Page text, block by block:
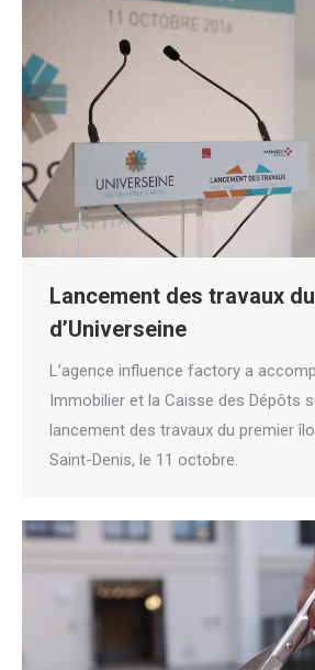
Lancement des travaux
d’Universeine
L’agence influence factory a
Immobilier et la Caisse des Dépôts
lancement des travaux du premier
Saint-Denis, le 11 octobre.